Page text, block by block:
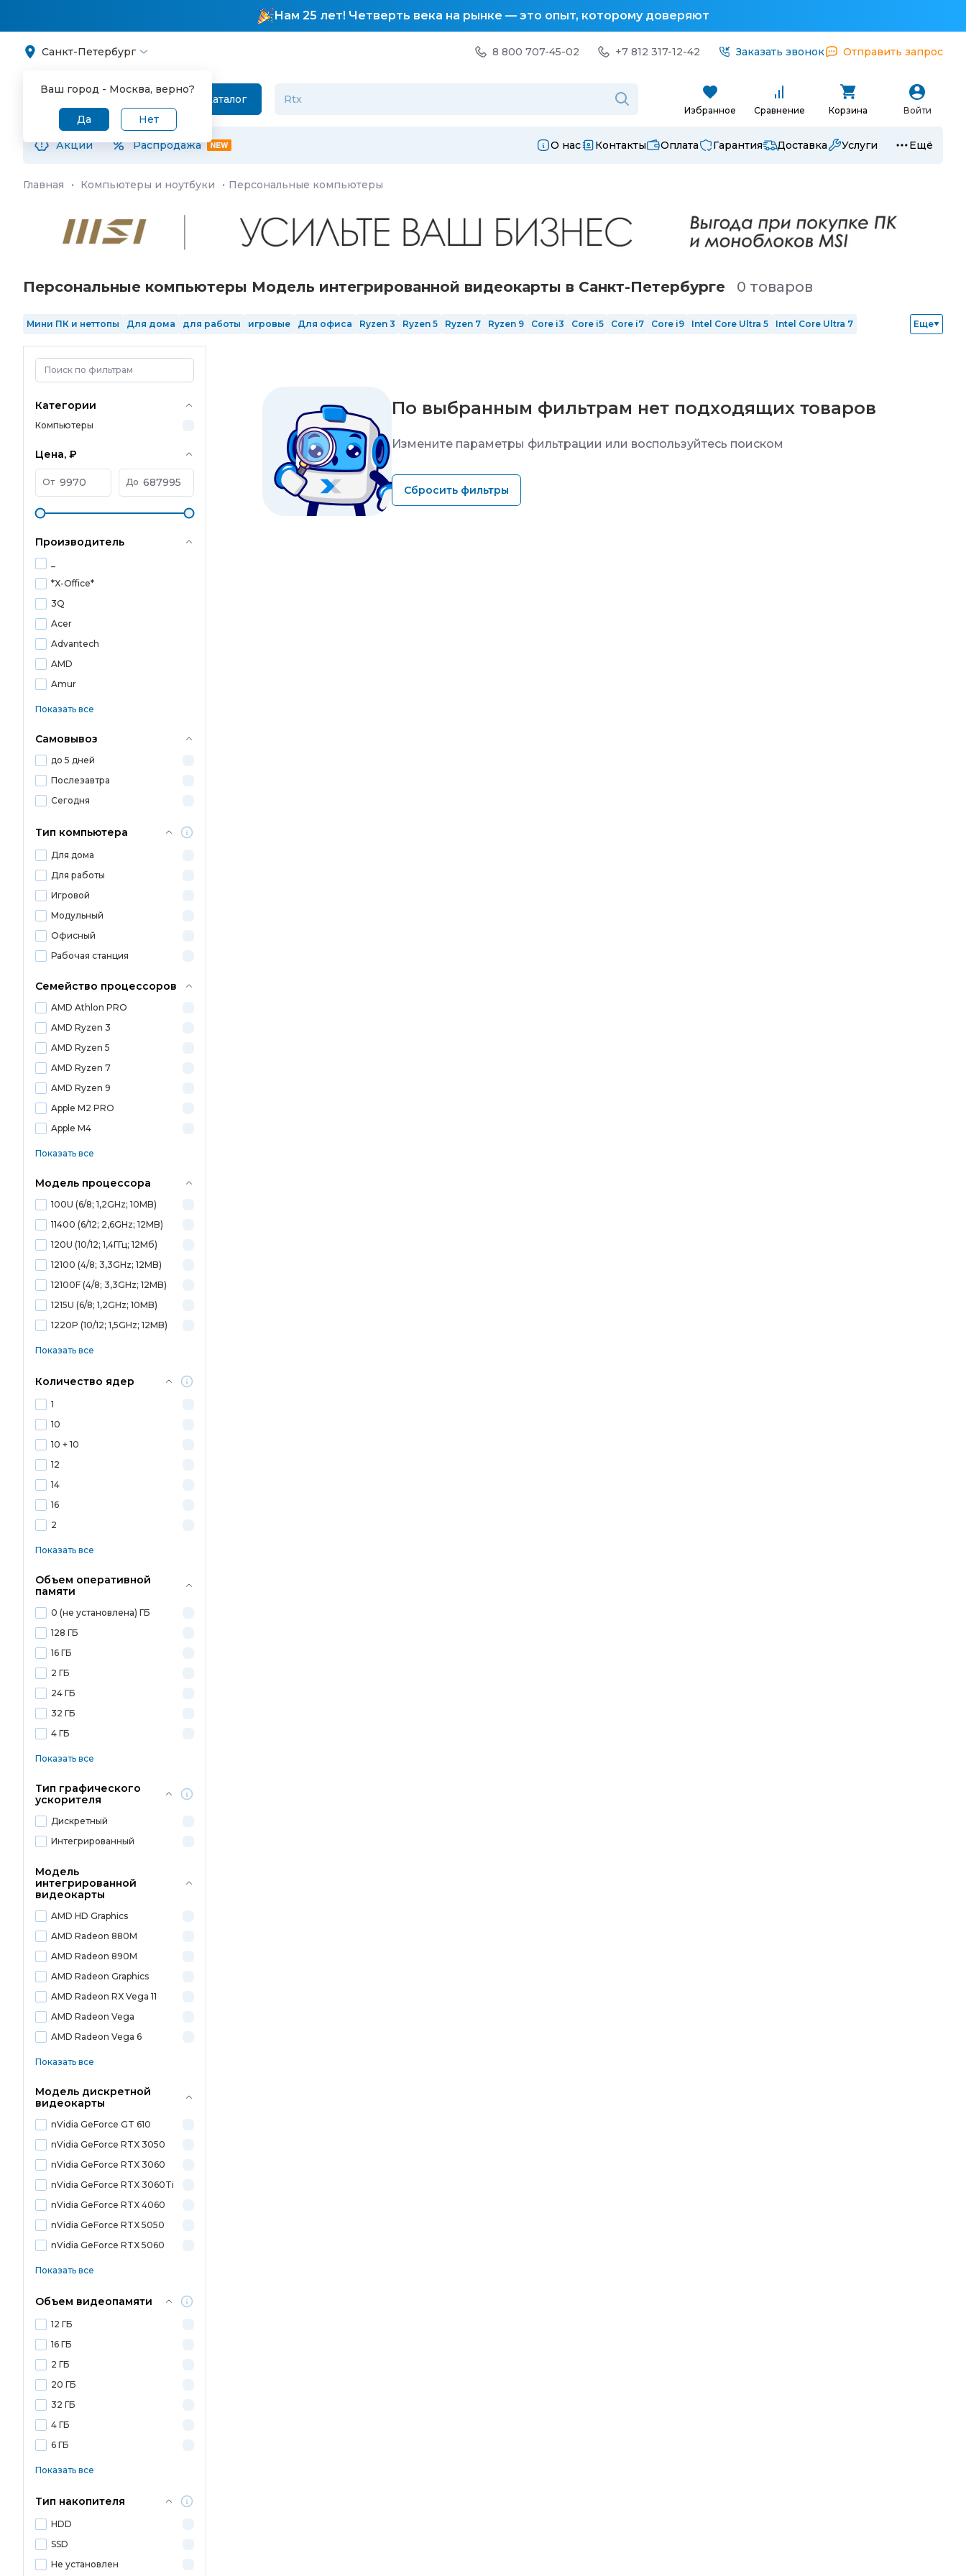
Нам 25 лет! Четверть века на рынке — это опыт, которому доверяют
Санкт-Петербург
Ваш город - Москва, верно?
Да Нет
8 800 707-45-02 +7 812 317-12-42 Заказать звонок Отправить запрос
Каталог
Избранное Сравнение Корзина Войти
Акции Распродажа О нас Контакты Оплата Гарантия Доставка Услуги Ещё
Главная · Компьютеры и ноутбуки · Персональные компьютеры
Персональные компьютеры Модель интегрированной видеокарты в Санкт-Петербургe 0 товаров
Мини ПК и неттопы Для дома для работы игровые Для офиса Ryzen 3 Ryzen 5 Ryzen 7 Ryzen 9 Core i3 Core i5 Core i7 Core i9 Intel Core Ultra 5
Intel Core Ultra 7
Intel Core Ultra 9
2 ядра 4 ядра 6 ядер
1 Тб SSD
2 Тб SSD с GeForce RTX 3050
в реестре Минпромторга
произведенные в РФ
Еще
Категории
Компьютеры
Цена, ₽
От До
Производитель
*X-Office*
3Q
Acer
Advantech
AMD
Amur
Показать все
Самовывоз
до 5 дней
Послезавтра
Сегодня
Тип компьютера
Для дома
Для работы
Игровой
Модульный
Офисный
Рабочая станция
Семейство процессоров
AMD Athlon PRO
AMD Ryzen 3
AMD Ryzen 5
AMD Ryzen 7
AMD Ryzen 9
Apple M2 PRO
Apple M4
Показать все
Модель процессора
100U (6/8; 1,2GHz; 10MB)
11400 (6/12; 2,6GHz; 12MB)
120U (10/12; 1,4ГГц; 12Мб)
12100 (4/8; 3,3GHz; 12MB)
12100F (4/8; 3,3GHz; 12MB)
1215U (6/8; 1,2GHz; 10MB)
1220P (10/12; 1,5GHz; 12MB)
Показать все
Количество ядер
1
10
10 + 10
12
14
16
2
Показать все
Объем оперативной
памяти
0 (не установлена) ГБ
128 ГБ
16 ГБ
2 ГБ
24 ГБ
32 ГБ
4 ГБ
Показать все
Тип графического
ускорителя
Дискретный
Интегрированный
Модель
интегрированной
видеокарты
AMD HD Graphics
AMD Radeon 880M
AMD Radeon 890M
AMD Radeon Graphics
AMD Radeon RX Vega 11
AMD Radeon Vega
AMD Radeon Vega 6
Показать все
Модель дискретной
видеокарты
nVidia GeForce GT 610
nVidia GeForce RTX 3050
nVidia GeForce RTX 3060
nVidia GeForce RTX 3060Ti
nVidia GeForce RTX 4060
nVidia GeForce RTX 5050
nVidia GeForce RTX 5060
Показать все
Объем видеопамяти
12 ГБ
16 ГБ
2 ГБ
20 ГБ
32 ГБ
4 ГБ
6 ГБ
Показать все
Тип накопителя
HDD
SSD
Не установлен
По выбранным фильтрам нет подходящих товаров
Измените параметры фильтрации или воспользуйтесь поиском
Сбросить фильтры